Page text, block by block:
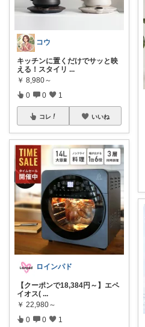
コウ
キッチンに置くだけでサッと映
える！スタイリ ...
￥ 8,980～
0 0 1
コレ いいね
ロインパド
【クーポンで18,384円～】エペ
イオス( ...
￥ 22,980～
0 0 1